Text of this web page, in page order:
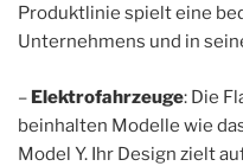
Produktlinie spielt eine
Unternehmens und in
– Elektrofahrzeuge: Die
beinhalten Modelle wie
Model Y. Ihr Design zielt